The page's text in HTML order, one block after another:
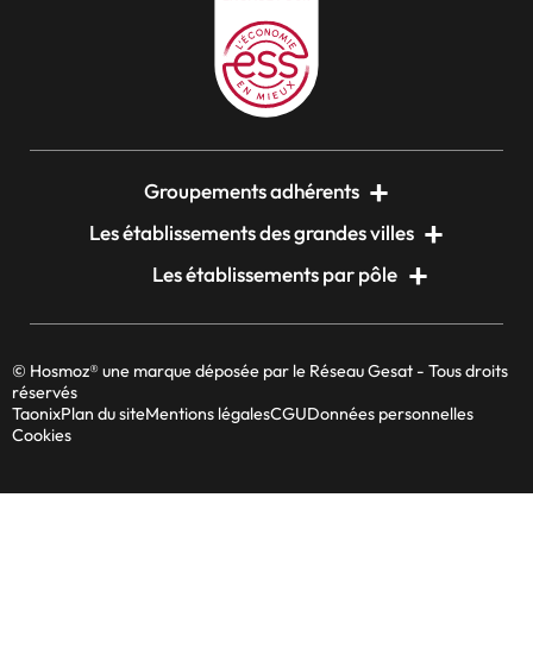
Groupements adhérents
Les établissements des grandes villes
Les établissements par pôle
© Hosmoz® une marque déposée par le Réseau Gesat - Tous droits
réservés
TaonixPlan du siteMentions légalesCGUDonnées personnelles
Cookies